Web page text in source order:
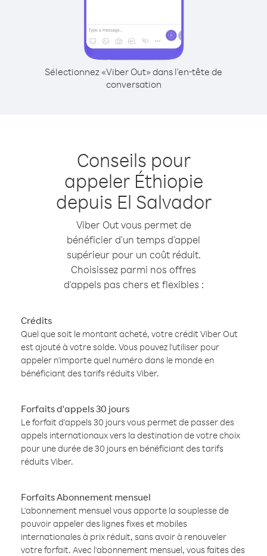
Sélectionnez «Viber Out» dans l'en-tête de
conversation
Conseils pour
appeler Éthiopie
depuis El Salvador
Viber Out vous permet de
bénéficier d'un temps d'appel
supérieur pour un coût réduit.
Choisissez parmi nos offres
d'appels pas chers et flexibles :
Crédits
Quel que soit le montant acheté, votre crédit Viber Out
est ajouté à votre solde. Vous pouvez l'utiliser pour
appeler n'importe quel numéro dans le monde en
bénéficiant des tarifs réduits Viber.
Forfaits d'appels 30 jours
Le forfait d'appels 30 jours vous permet de passer des
appels internationaux vers la destination de votre choix
pour une durée de 30 jours en bénéficiant des tarifs
réduits Viber.
Forfaits Abonnement mensuel
L'abonnement mensuel vous apporte la souplesse de
pouvoir appeler des lignes fixes et mobiles
internationales à prix réduit, sans avoir à renouveler
votre forfait. Avec l'abonnement mensuel, vous faites des